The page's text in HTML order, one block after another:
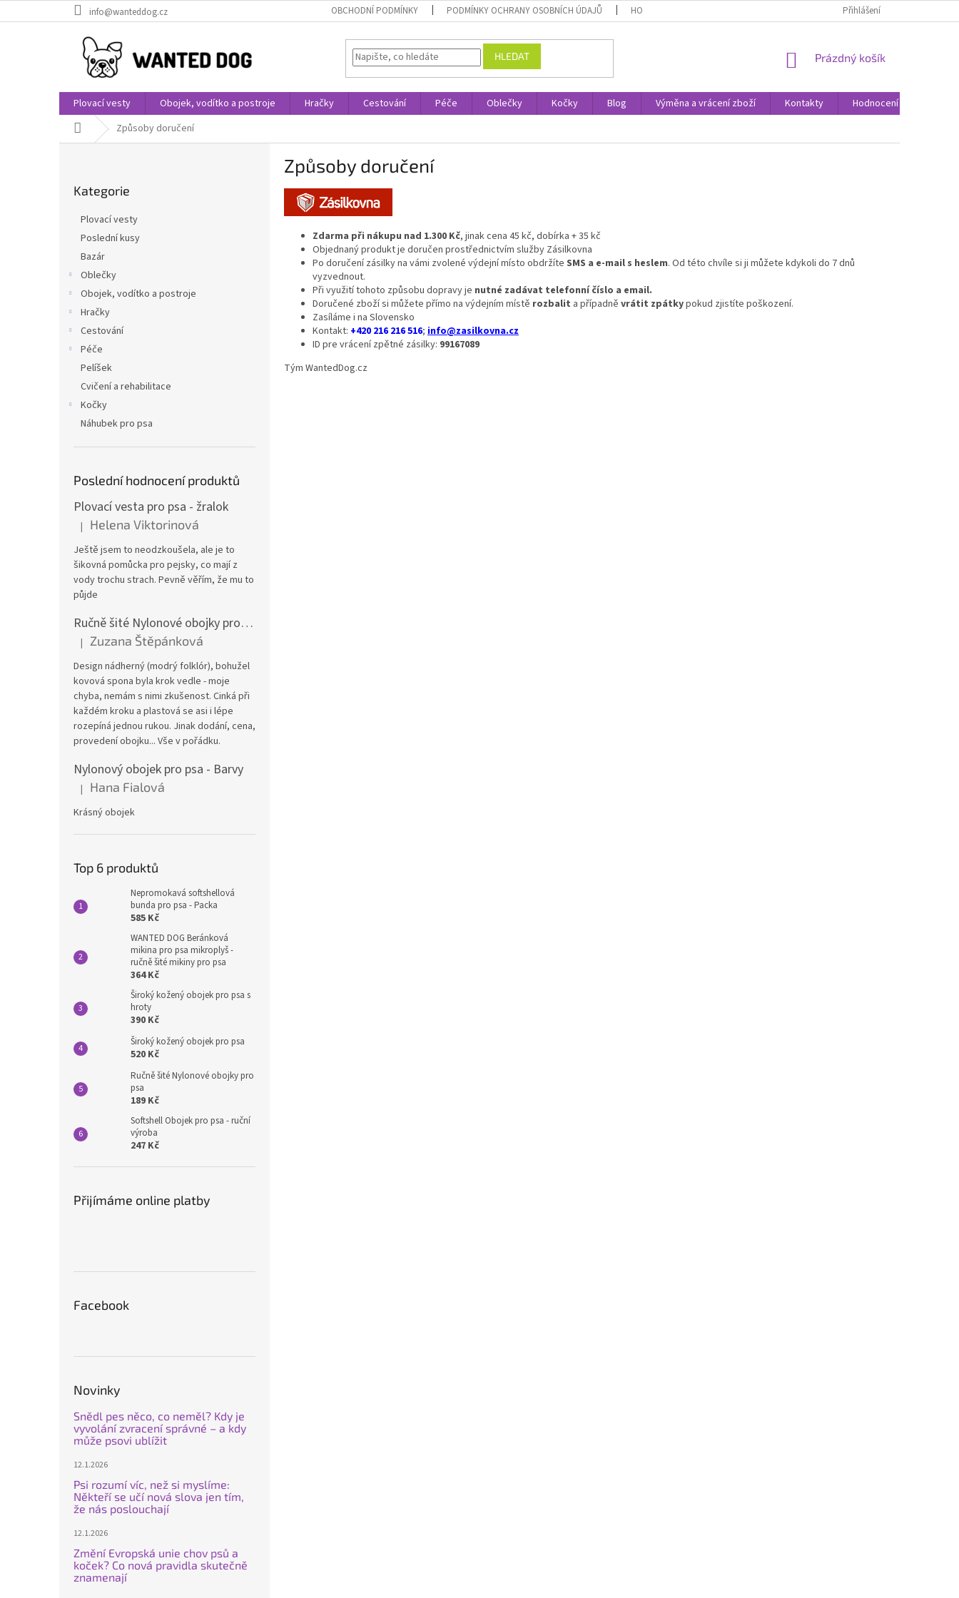
na
info@wanteddog.cz OBCHODNÍ PODMÍNKY PODMÍNKY OCHRANY OSOBNÍCH ÚDAJŮ HODNOCENÍ OBCHODU VÝMĚNA A VRÁCENÍ ZBOŽÍPřihlášení
HLEDAT
NÁKUPNÍ
Prázdný košík
Plovací vesty Obojek, vodítko a postroje Hračky Cestování Péče Oblečky Kočky Blog Výměna a vrácení zboží Kontakty
Hodnocení obchodu
Domů Způsoby doručení
kategorie
Kategorie
Plovací vesty
Poslední kusy
Bazár
Oblečky
Obojek, vodítko a postroje
Hračky
Cestování
Péče
Pelíšek
Cvičení a rehabilitace
Kočky
Náhubek pro psa
Poslední hodnocení produktů
Plovací vesta pro psa - žralok
Hodnocení produktu je 5 z 5 hvězdiček.
| Helena Viktorinová
Ještě jsem to neodzkoušela, ale je to
šikovná pomůcka pro pejsky, co mají z
vody trochu strach. Pevně věřím, že mu to
půjde
Ručně šité Nylonové obojky pro psa
Hodnocení produktu je 4 z 5 hvězdiček.
| Zuzana Štěpánková
Design nádherný (modrý folklór), bohužel
kovová spona byla krok vedle - moje
chyba, nemám s nimi zkušenost. Cinká při
každém kroku a plastová se asi i lépe
rozepíná jednou rukou. Jinak dodání, cena,
provedení obojku... Vše v pořádku.
Nylonový obojek pro psa - Barvy
Hodnocení produktu je 5 z 5 hvězdiček.
| Hana Fialová
Krásný obojek
Top 6 produktů
Nepromokavá softshellová
bunda pro psa - Packa
585 Kč
WANTED DOG Beránková
mikina pro psa mikroplyš -
ručně šité mikiny pro psa
364 Kč
Široký kožený obojek pro psa s
hroty
390 Kč
Široký kožený obojek pro psa
520 Kč
Ručně šité Nylonové obojky pro
psa
189 Kč
Softshell Obojek pro psa - ruční
výroba
247 Kč
Přijímáme online platby
Facebook
Novinky
Snědl pes něco, co neměl? Kdy je
vyvolání zvracení správné – a kdy
může psovi ublížit
12.1.2026
Psi rozumí víc, než si myslíme:
Někteří se učí nová slova jen tím,
že nás poslouchají
12.1.2026
Změní Evropská unie chov psů a
koček? Co nová pravidla skutečně
znamenají
Způsoby doručení
Zdarma při nákupu nad 1.300 Kč, jinak cena 45 kč, dobírka + 35 kč
Objednaný produkt je doručen prostřednictvím služby Zásilkovna
Po doručení zásilky na vámi zvolené výdejní místo obdržíte SMS a e-mail s heslem. Od této chvíle si ji můžete kdykoli do 7 dnů
vyzvednout.
Při využití tohoto způsobu dopravy je nutné zadávat telefonní číslo a email.
Doručené zboží si můžete přímo na výdejním místě rozbalit a případně vrátit zpátkypokud zjistíte poškození.
Zasíláme i na Slovensko
Kontakt: +420 216 216 516; info@zasilkovna.cz
ID pre vrácení zpětné zásilky: 99167089
Tým WantedDog.cz